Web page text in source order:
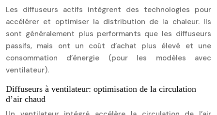
Les diffuseurs actifs intègrent des technologies pour
accélérer et optimiser la distribution de la chaleur. Ils
sont généralement plus performants que les diffuseurs
passifs, mais ont un coût d’achat plus élevé et une
consommation d’énergie (pour les modèles avec
ventilateur).
Diffuseurs à ventilateur: optimisation de la circulation
d’air chaud